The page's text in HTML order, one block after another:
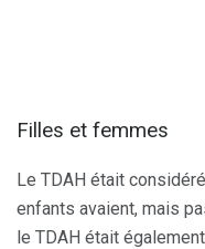
Filles et femmes
Le TDAH était
enfants avaient, mais
le TDAH était